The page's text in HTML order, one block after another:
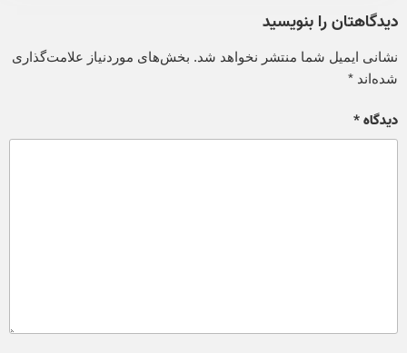
دیدگاهتان را بنویسید
نشانی ایمیل شما منتشر نخواهد شد. بخش‌های موردنیاز علامت‌گذاری
شده‌اند*
دیدگاه*